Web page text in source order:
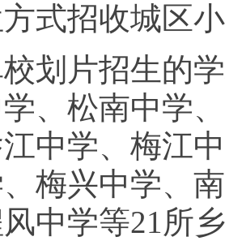
式招收城区
片招生的学
、松南中学
中学、梅江
梅兴中学、
中学等21所